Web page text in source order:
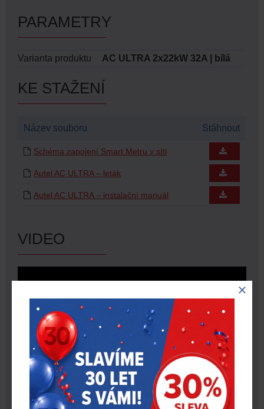
PARAMETRY
Varianta produktu AC ULTRA 2x22kW 32A | bílá
KE STAŽENÍ
Název souboru Stáhnout
Schéma zapojení Smart Metru v síti
Autel AC ULTRA – leták
Autel AC ULTRA – instalační manuál
VIDEO